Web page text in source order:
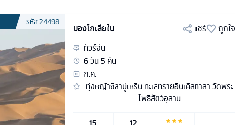
รหัส24498
มองโกเลียใน แชร์
ถูกใจ
ทัวร์จีน
6วัน5 คืน
ก.ค.
ทุ่งหญ้าซีลามู่เหริน ทะเลทรายอินเคิลทาลา วัดพระ
โพธิสัตว์อุลาน